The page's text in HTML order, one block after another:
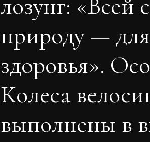
лозунг: «Всей
природу — для
здоровья».
Колеса
выполнены в